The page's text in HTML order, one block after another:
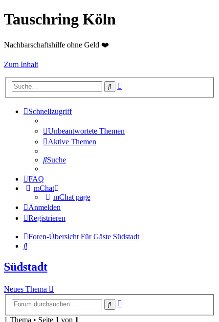
Tauschring Köln
Nachbarschaftshilfe ohne Geld ❤️
Zum Inhalt
Suche
Schnellzugriff
Unbeantwortete Themen
Aktive Themen
Suche
FAQ
mChat
mChat page
Anmelden
Registrieren
Foren-Übersicht Für Gäste Südstadt
Suche
Südstadt
Neues Thema
Suche
1 Thema • Seite 1 von 1